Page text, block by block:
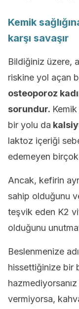
Kemik
karşı savaşır
Bildiğiniz üzere,
riskine yol açan
osteoporoz
sorundur.
bir yolu da
laktoz içeriği
edemeyen
Ancak, kefirin
sahip olduğunu
teşvik eden K2
olduğunu
Beslenmenize
hissettiğinize bir
vermiyorsa,